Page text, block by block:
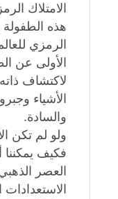
الامتلاك
هذه الطفولة
الرمزي
الأولى عن
لاكتشاف
الأشياء
والسادة.
ولو لم تكن
فكيف
العصر